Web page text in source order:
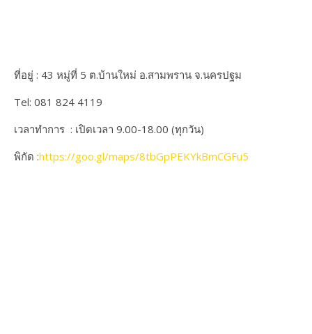
ที่อยู่ : 43 หมู่ที่ 5 ต.บ้านใหม่ อ.สามพราน จ.นครปฐม
Tel: 081 824 4119
เวลาทำการ : เปิดเวลา 9.00-18.00 (ทุกวัน)
พิกัด :https://goo.gl/maps/8tbGpPEKYkBmCGFu5